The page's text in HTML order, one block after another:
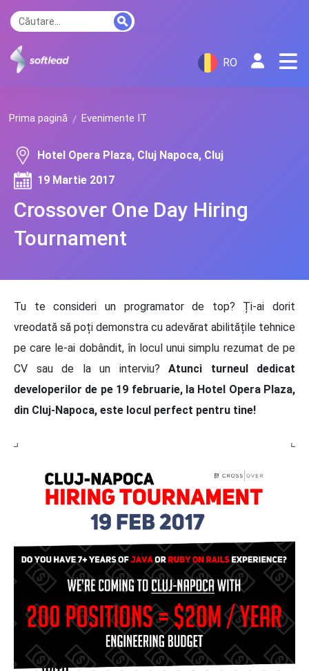
RO
Prima pagină Evenimente IT
Crossover One Day Hiring
Tournament
Hotel Opera Plaza, Cluj Napoca, Cluj
19 Martie 2017
Tu te consideri un programator de top? Ți-ai dorit
vreodată să poți demonstra cu adevărat abilitățile tehnice
pe care le-ai dobândit, în locul unui simplu rezumat de pe
CV sau de la un interviu? Atunci turneul dedicat
developerilor de pe 19 februarie, la Hotel Opera Plaza,
din Cluj-Napoca, este locul perfect pentru tine!